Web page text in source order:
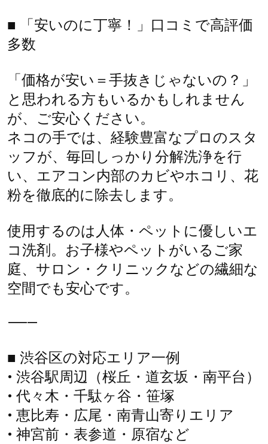
■ 「安いのに丁寧！」口コミで高評価
多数
「価格が安い＝手抜きじゃないの？」
と思われる方もいるかもしれません
が、ご安心ください。
ネコの手では、経験豊富なプロのスタ
ッフが、毎回しっかり分解洗浄を行
い、エアコン内部のカビやホコリ、花
粉を徹底的に除去します。
使用するのは人体・ペットに優しいエ
コ洗剤。お子様やペットがいるご家
庭、サロン・クリニックなどの繊細な
空間でも安心です。
⸻
■ 渋谷区の対応エリア一例
• 渋谷駅周辺（桜丘・道玄坂・南平台）
• 代々木・千駄ヶ谷・笹塚
• 恵比寿・広尾・南青山寄りエリア
• 神宮前・表参道・原宿など